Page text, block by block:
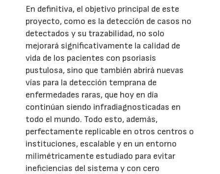
En definitiva, el objetivo principal de este
proyecto, como es la detección de casos no
detectados y su trazabilidad, no solo
mejorará significativamente la calidad de
vida de los pacientes con psoriasis
pustulosa, sino que también abrirá nuevas
vías para la detección temprana de
enfermedades raras, que hoy en día
continúan siendo infradiagnosticadas en
todo el mundo. Todo esto, además,
perfectamente replicable en otros centros o
instituciones, escalable y en un entorno
milimétricamente estudiado para evitar
ineficiencias del sistema y con cero